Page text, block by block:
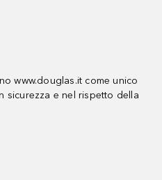
www.douglas.it come unico
sicurezza e nel rispetto della